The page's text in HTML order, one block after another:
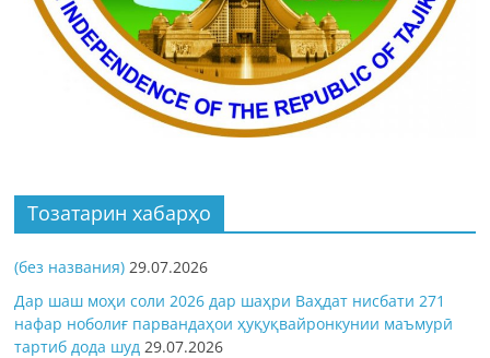
Тозатарин хабарҳо
(без названия) 29.07.2026
Дар шаш моҳи соли 2026 дар шаҳри Ваҳдат нисбати 271
нафар ноболиғ парвандаҳои ҳуқуқвайронкунии маъмурӣ
тартиб дода шуд 29.07.2026